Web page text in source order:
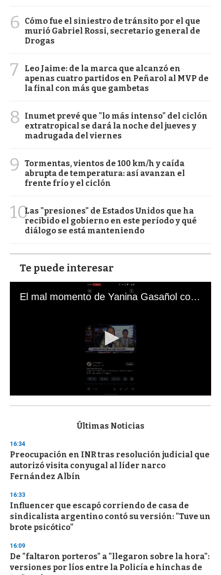
6
Cómo fue el siniestro de tránsito por el que
murió Gabriel Rossi, secretario general de
Drogas
7
Leo Jaime: de la marca que alcanzó en
apenas cuatro partidos en Peñarol al MVP de
la final con más que gambetas
8
Inumet prevé que "lo más intenso" del ciclón
extratropical se dará la noche del jueves y
madrugada del viernes
9
Tormentas, vientos de 100 km/h y caída
abrupta de temperatura: así avanzan el
frente frío y el ciclón
10Las "presiones" de Estados Unidos que ha
recibido el gobierno en este período y qué
diálogo se está manteniendo
Te puede interesar
El mal momento de Yanina Gasañol con un hincha argentino en "Subrayado"
s
d
s
o
f
3
s
e
c
o
n
Últimas Noticias
16:34
Preocupación en INR tras resolución judicial que
autorizó visita conyugal al líder narco
Fernández Albín
16:33
Influencer que escapó corriendo de casa de
sindicalista argentino contó su versión: "Tuve un
brote psicótico"
16:09
De "faltaron porteros" a "llegaron sobre la hora":
versiones por líos entre la Policía e hinchas de